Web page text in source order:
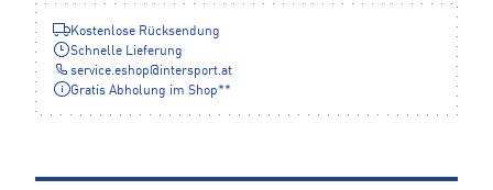
Kostenlose Rücksendung
Schnelle Lieferung
service.eshop@ intersport.at
Gratis Abholung im Shop**